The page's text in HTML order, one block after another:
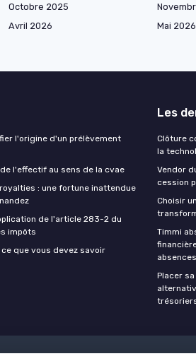
Octobre 2025
Avril 2026 Mai 2026
l'origine d'un prélèvement
l'effectif au sens de la cvae
: une fortune inattendue
de l'article 283-2 du
impôts
que vous devez savoir
Les
Clôture
la
Vendor
cession
Choisir
Timmi
absences
Placer